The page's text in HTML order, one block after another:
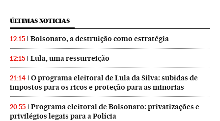
ÚLTIMAS NOTICIAS
12:15 Bolsonaro, a destruição como estratégia
12:15 Lula, uma ressurreição
21:14
O programa eleitoral de Lula da Silva: subidas de
impostos para os ricos e proteção para as minorias
20:55
Programa eleitoral de Bolsonaro: privatizações e
privilégios legais para a Polícia